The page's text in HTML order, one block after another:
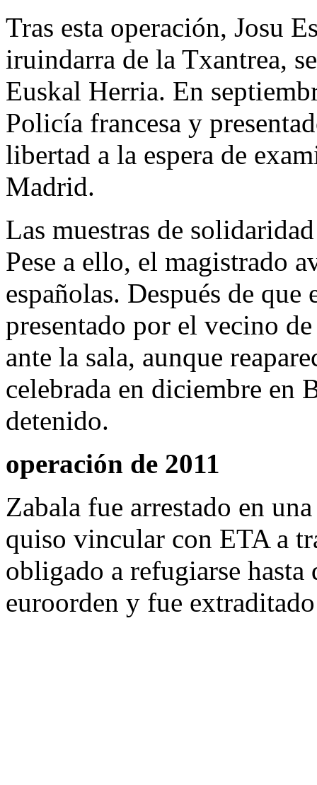
Tras esta operación, Josu
iruindarra de la Txantrea,
Euskal Herria. En
Policía francesa y
libertad a la espera de
Madrid.
Las muestras de
Pese a ello, el magistrado
españolas. Después de
presentado por el vecino
ante la sala, aunque
celebrada en diciembre en
detenido.
operación de 2011
Zabala fue arrestado en
quiso vincular con ETA a
obligado a refugiarse hasta
euroorden y fue